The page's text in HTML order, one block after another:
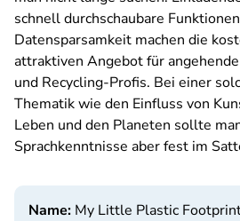
schnell durchschaubare
Datensparsamkeit machen die
attraktiven Angebot für
und Recycling-Profis. Bei einer
Thematik wie den Einfluss von
Leben und den Planeten sollte
Sprachkenntnisse aber fest im
Name: My Little Plastic